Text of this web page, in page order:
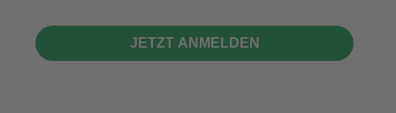
JETZT ANMELDEN